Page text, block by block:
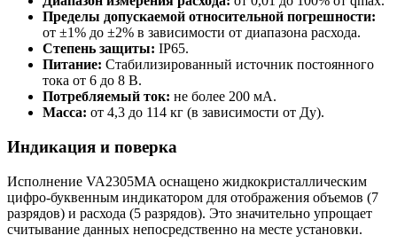
Пределы допускаемой относительной погрешности:
от ±1% до ±2% в зависимости от диапазона расхода.
Степень защиты: IP65.
Питание: Стабилизированный источник постоянного
тока от 6 до 8 В.
Потребляемый ток: не более 200 мА.
Масса: от 4,3 до 114 кг (в зависимости от Ду).
Индикация и поверка
Исполнение VA2305MA оснащено жидкокристаллическим
цифро-буквенным индикатором для отображения объемов (7
разрядов) и расхода (5 разрядов). Это значительно упрощает
считывание данных непосредственно на месте установки.